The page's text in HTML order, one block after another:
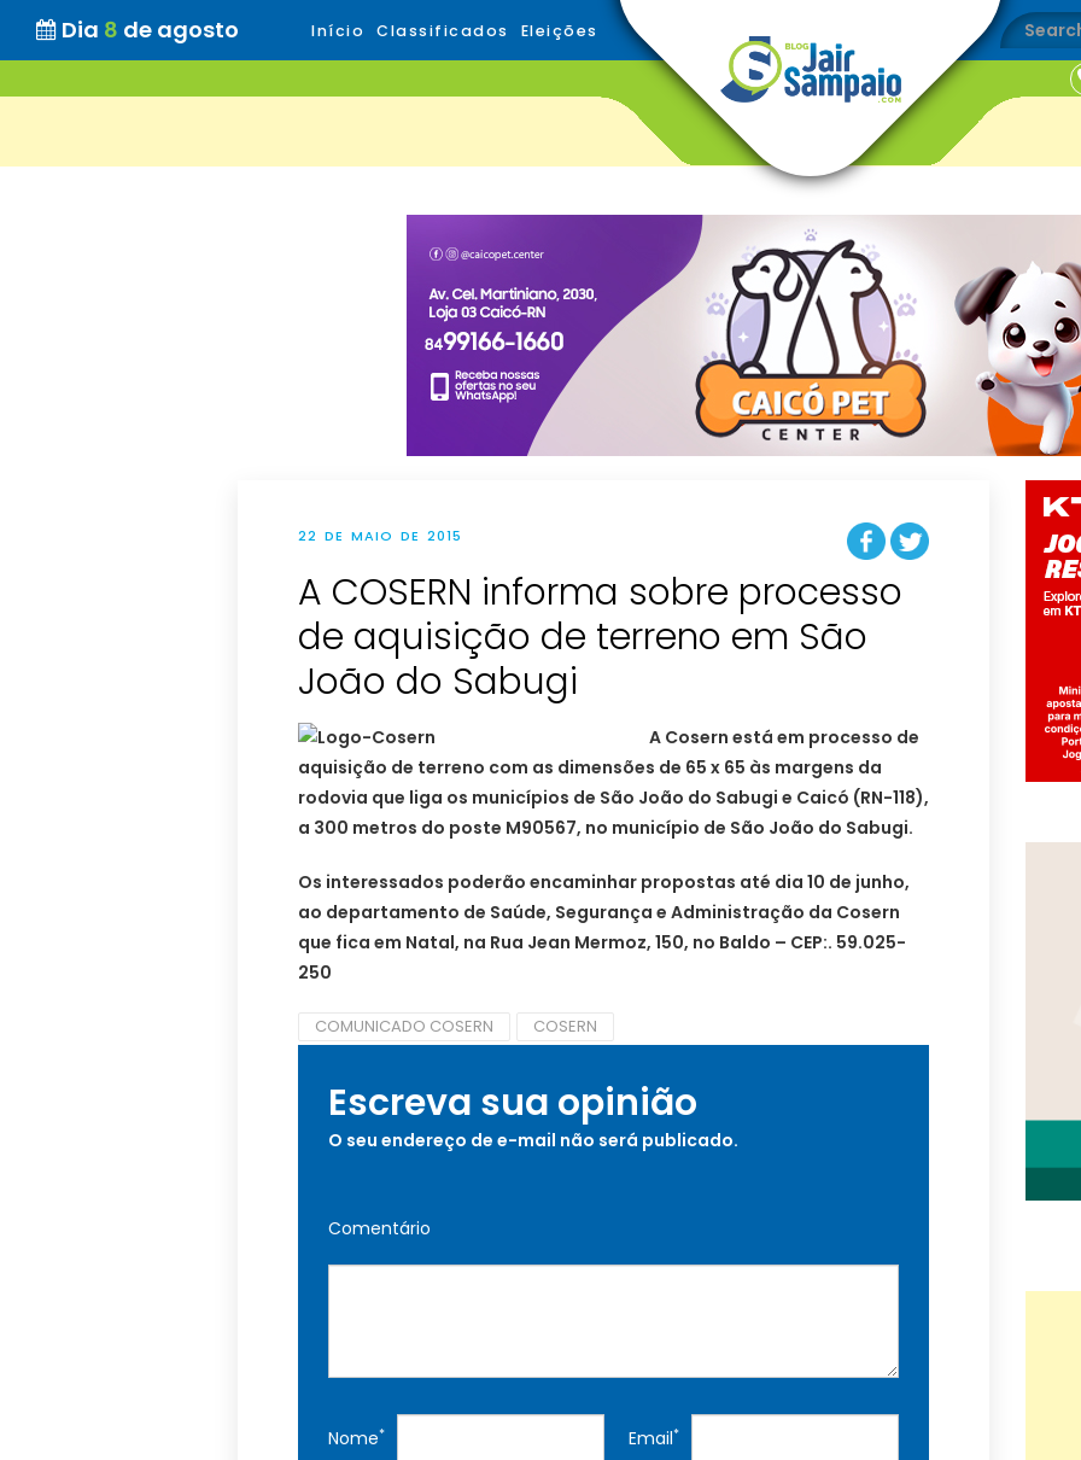
Dia 8 de agosto Início Classificados Eleições
22 DE MAIO DE 2015
A COSERN informa sobre processo
de aquisição de terreno em São
João do Sabugi
A Cosern está em processo de
aquisição de terreno com as dimensões de 65 x 65 às margens da
rodovia que liga os municípios de São João do Sabugi e Caicó (RN-118),
a 300 metros do poste M90567, no município de São João do Sabugi.
Os interessados poderão encaminhar propostas até dia 10 de junho,
ao departamento de Saúde, Segurança e Administração da Cosern
que fica em Natal, na Rua Jean Mermoz, 150, no Baldo – CEP:. 59.025-
250
COMUNICADO COSERN COSERN
Escreva sua opinião
O seu endereço de e-mail não será publicado.
Comentário
Nome* Email*